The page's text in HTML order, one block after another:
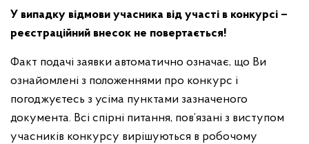
У випадку відмови учасника від участі в конкурсі –
реєстраційний внесок не повертається!
Факт подачі заявки автоматично означає, що Ви
ознайомлені з положеннями про конкурс і
погоджуєтесь з усіма пунктами зазначеного
документа. Всі спірні питання, пов’язані з виступом
учасників конкурсу вирішуються в робочому